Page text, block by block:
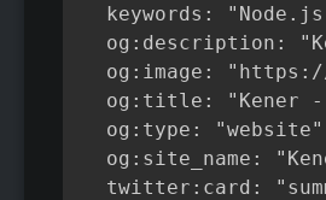
keywords:
og:description:
og:image:
og:title: "Kener
  og:type: "website"
og:site_name:
twitter:card: